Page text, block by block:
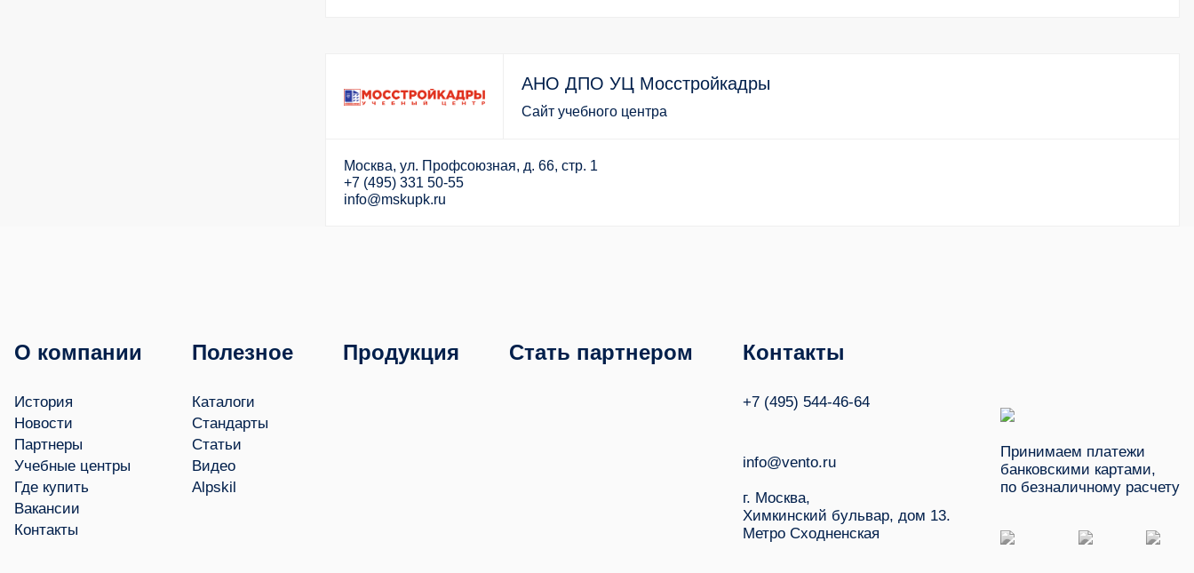
АНО ДПО УЦ Мосстройкадры
Сайт учебного центра
Москва, ул. Профсоюзная, д. 66, стр. 1
+7 (495) 331 50-55
info@mskupk.ru
О компании
История
Новости
Партнеры
Учебные центры
Где купить
Вакансии
Контакты
Полезное
Каталоги
Стандарты
Статьи
Видео
Alpskil
Продукция Стать партнером Контакты
+7 (495) 544-46-64
info@vento.ru
г. Москва,
Химкинский бульвар, дом 13.
Метро Сходненская
Принимаем платежи
банковскими картами,
по безналичному расчету